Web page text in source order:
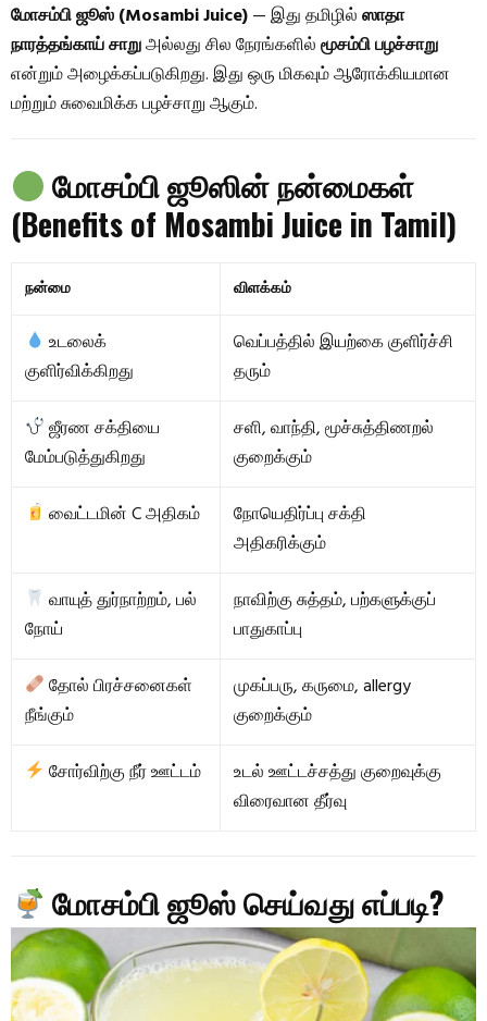
மோசம்பி ஜூஸ் (Mosambi Juice)— இது தமிழில்ஸாதா
நாரத்தங்காய் சாறுஅல்லது சில நேரங்களில்மூசம்பி பழச்சாறு
என்றும் அழைக்கப்படுகிறது. இது ஒரு மிகவும் ஆரோக்கியமான
மற்றும் சுவைமிக்க பழச்சாறு ஆகும்.
மோசம்பி ஜூஸின் நன்மைகள்
(Benefits of Mosambi Juice in Tamil)
நன்மை விளக்கம்
உடலைக்
குளிர்விக்கிறது
வெப்பத்தில் இயற்கை குளிர்ச்சி
தரும்
ஜீரண சக்தியை
மேம்படுத்துகிறது
சளி, வாந்தி, மூச்சுத்திணறல்
குறைக்கும்
வைட்டமின் C அதிகம்
நோயெதிர்ப்பு சக்தி
அதிகரிக்கும்
வாயுத் துர்நாற்றம், பல்
நோய்
நாவிற்கு சுத்தம், பற்களுக்குப்
பாதுகாப்பு
தோல் பிரச்சனைகள்
நீங்கும்
முகப்பரு, கருமை, allergy
குறைக்கும்
சோர்விற்கு நீர் ஊட்டம்
உடல் ஊட்டச்சத்து குறைவுக்கு
விரைவான தீர்வு
மோசம்பி ஜூஸ் செய்வது எப்படி?